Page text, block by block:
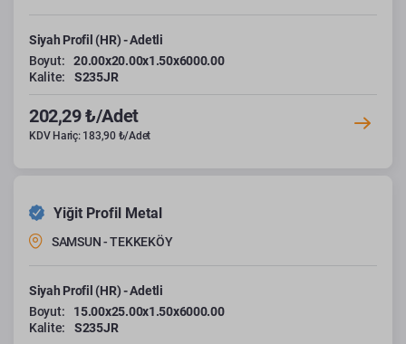
Siyah Profil (HR) - Adetli
Boyut:
20.00x20.00x1.50x6000.00
Kalite:
S235JR
202,29 ₺/Adet
KDV Hariç: 183,90 ₺/Adet
Yiğit Profil Metal
SAMSUN - TEKKEKÖY
Siyah Profil (HR) - Adetli
Boyut:
15.00x25.00x1.50x6000.00
Kalite:
S235JR